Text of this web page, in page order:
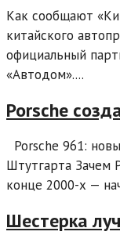
Как сообщают
китайского
официальный
«Автодом»....
Porsche
Porsche 961:
Штутгарта Зачем
конце 2000-х —
Шестерка